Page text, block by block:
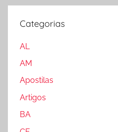
Categorias
AL
AM
Apostilas
Artigos
BA